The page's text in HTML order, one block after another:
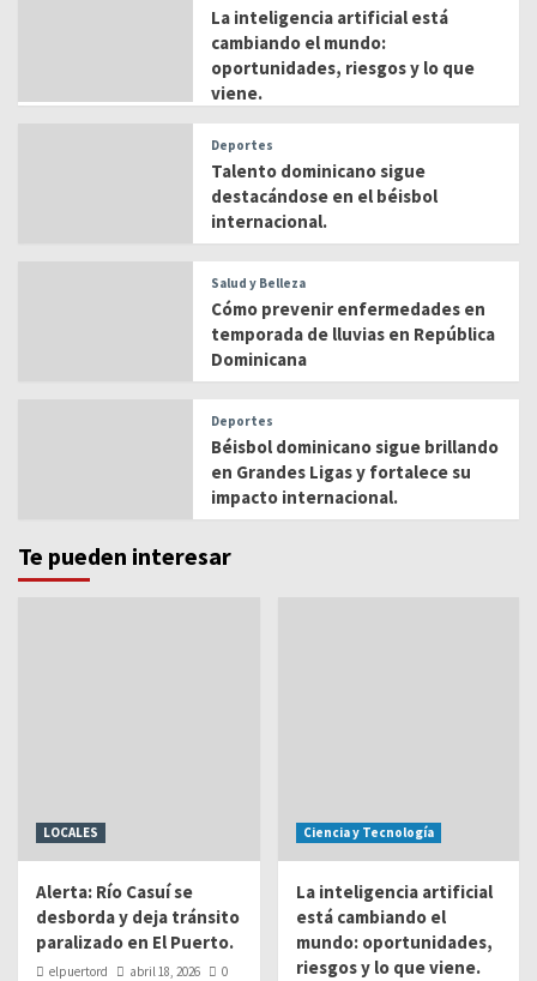
La inteligencia artificial está
cambiando el mundo:
oportunidades, riesgos y lo que
viene.
Deportes
Talento dominicano sigue
destacándose en el béisbol
internacional.
Salud y Belleza
Cómo prevenir enfermedades en
temporada de lluvias en República
Dominicana
Deportes
Béisbol dominicano sigue brillando
en Grandes Ligas y fortalece su
impacto internacional.
Te pueden interesar
LOCALES
Alerta: Río Casuí se
desborda y deja tránsito
paralizado en El Puerto.
elpuertord abril 18, 2026 0
Ciencia y Tecnología
La inteligencia artificial
está cambiando el
mundo: oportunidades,
riesgos y lo que viene.